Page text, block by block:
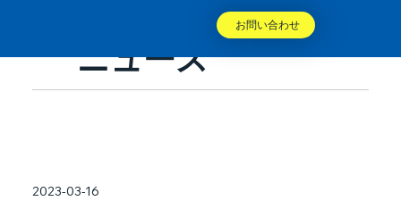
お問い合わせ
ニュース
2023-03-16